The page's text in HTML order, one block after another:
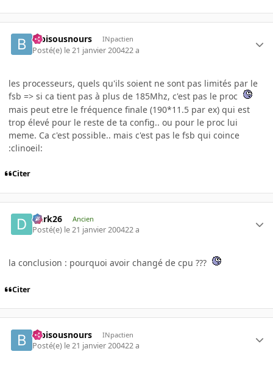
bibisousnours INpactien
Posté(e) le 21 janvier 200422 a
les processeurs, quels qu'ils soient ne sont pas limités par le
fsb => si ca tient pas à plus de 185Mhz, c'est pas le proc
mais peut etre le fréquence finale (190*11.5 par ex) qui est
trop élevé pour le reste de ta config.. ou pour le proc lui
meme. Ca c'est possible.. mais c'est pas le fsb qui coince
:clinoeil:
Citer
Dark26 Ancien
Posté(e) le 21 janvier 200422 a
la conclusion : pourquoi avoir changé de cpu ???
Citer
bibisousnours INpactien
Posté(e) le 21 janvier 200422 a